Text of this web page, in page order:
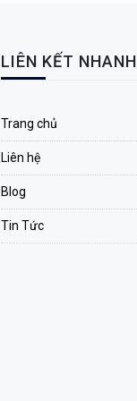
LIÊN KẾT NHANH
Trang chủ
Liên hệ
Blog
Tin Tức